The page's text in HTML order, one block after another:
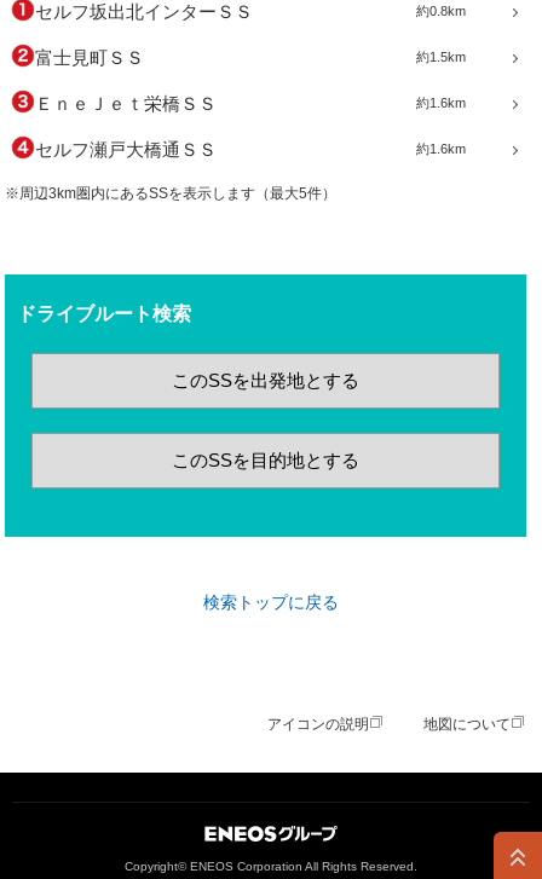
約0.8km
セルフ坂出北インターＳＳ
約1.5km
富士見町ＳＳ
約1.6km
ＥｎｅＪｅｔ栄橋ＳＳ
約1.6km
セルフ瀬戸大橋通ＳＳ
※周辺3km圏内にあるSSを表示します（最大5件）
ドライブルート検索
このSSを出発地とする
このSSを目的地とする
検索トップに戻る
アイコンの説明 地図について
Copyright© ENEOS Corporation All Rights Reserved.